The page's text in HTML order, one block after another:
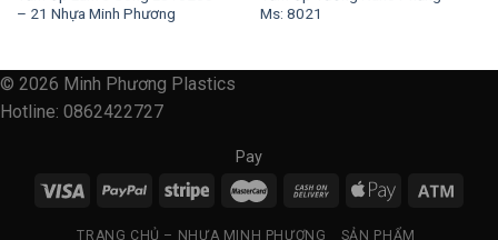
– 21 Nhựa Minh Phương
Ms: 8021
© 2026 Minh Phương Plastics
Hotline: 0862422727
Pay
TRANG CHỦ – NHỰA MINH PHƯƠNG SẢN PHẨM